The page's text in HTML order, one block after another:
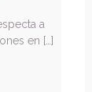
a
en […]